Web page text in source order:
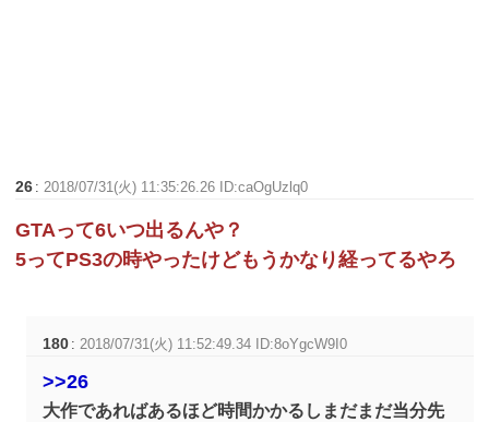
26 :2018/07/31(火) 11:35:26.26 ID:caOgUzlq0
GTAって6いつ出るんや？
5ってPS3の時やったけどもうかなり経ってるやろ
180 :2018/07/31(火) 11:52:49.34 ID:8oYgcW9I0
>>26
大作であればあるほど時間かかるしまだまだ当分先